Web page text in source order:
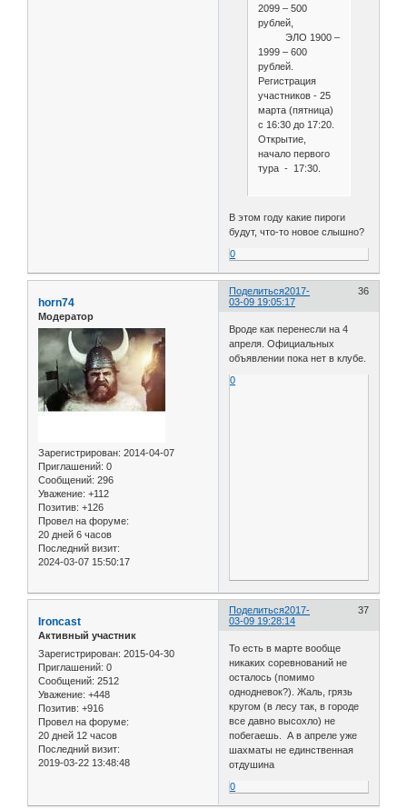
2099 – 500
рублей,
ЭЛО 1900 –
1999 – 600
рублей.
Регистрация
участников - 25
марта (пятница)
с 16:30 до 17:20.
Открытие,
начало первого
тура - 17:30.
В этом году какие пироги
будут, что-то новое слышно?
0
Поделиться 36
2017-
03-09 19:05:17
horn74
Модератор
Зарегистрирован: 2014-04-07
Приглашений: 0
Сообщений: 296
Уважение: +112
Позитив: +126
Провел на форуме:
20 дней 6 часов
Последний визит:
2024-03-07 15:50:17
Вроде как перенесли на 4
апреля. Официальных
объявлении пока нет в клубе.
0
Поделиться 37
2017-
03-09 19:28:14
Ironcast
Активный участник
Зарегистрирован: 2015-04-30
Приглашений: 0
Сообщений: 2512
Уважение: +448
Позитив: +916
Провел на форуме:
20 дней 12 часов
Последний визит:
2019-03-22 13:48:48
То есть в марте вообще
никаких соревнований не
осталось (помимо
однодневок?). Жаль, грязь
кругом (в лесу так, в городе
все давно высохло) не
побегаешь. А в апреле уже
шахматы не единственная
отдушина
0